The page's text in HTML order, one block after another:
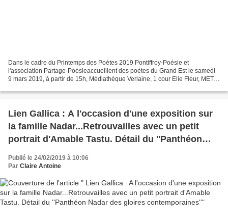
Dans le cadre du Printemps des Poètes 2019 Pontiffroy-Poésie et
l'association Partage-Poésieaccueillent des poètes du Grand Est le samedi
9 mars 2019, à partir de 15h, Médiathèque Verlaine, 1 cour Elie Fleur, METZ
Lien Gallica : A l'occasion d'une exposition sur
la famille Nadar...Retrouvailles avec un petit
portrait d'Amable Tastu. Détail du ''Panthéon
Publié le 24/02/2019 à 10:06
Par Claire Antoine